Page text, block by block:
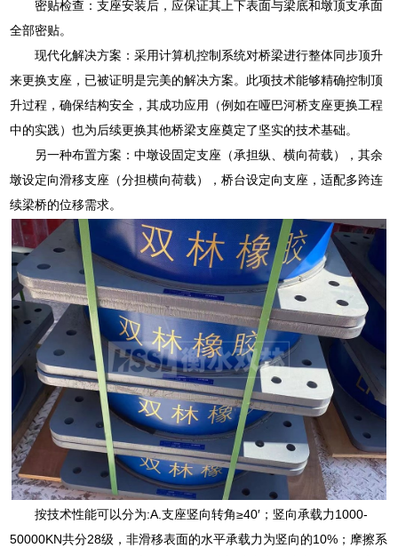
密贴检查：支座安装后，应保证其上下表面与梁底和墩顶支承面
全部密贴。
现代化解决方案：采用计算机控制系统对桥梁进行整体同步顶升
来更换支座，已被证明是完美的解决方案。此项技术能够精确控制顶
升过程，确保结构安全，其成功应用（例如在哑巴河桥支座更换工程
中的实践）也为后续更换其他桥梁支座奠定了坚实的技术基础。
另一种布置方案：中墩设固定支座（承担纵、横向荷载），其余
墩设定向滑移支座（分担横向荷载），桥台设定向支座，适配多跨连
续梁桥的位移需求。
按技术性能可以分为:A.支座竖向转角≥40′；竖向承载力1000-
50000KN共分28级，非滑移表面的水平承载力为竖向的10%；摩擦系